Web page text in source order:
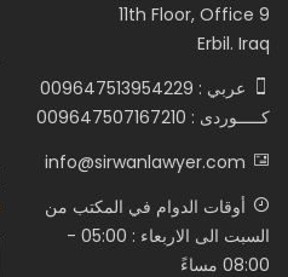
11th Floor, Office 9
Erbil. Iraq
عربي : 009647513954229
كـــــوردى : 009647507167210
info@sirwanlawyer.com
أوقات الدوام في المكتب من
السبت الى الاربعاء : 05:00 -
08:00 مساءً